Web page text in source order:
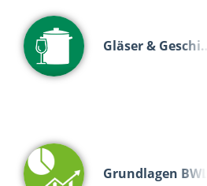
Gläser & Geschi…
Grundlagen BWL